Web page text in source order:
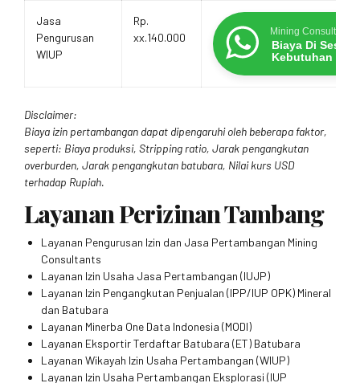
Jasa
Pengurusan
WIUP
Rp.
xx.140.000
Mining Consultants
Biaya Di
Kebutuhan
Disclaimer:
Biaya izin pertambangan dapat dipengaruhi oleh beberapa faktor,
seperti: Biaya produksi, Stripping ratio, Jarak pengangkutan
overburden, Jarak pengangkutan batubara, Nilai kurs USD
terhadap Rupiah.
Layanan Perizinan Tambang
Layanan Pengurusan Izin dan Jasa Pertambangan Mining
Consultants
Layanan Izin Usaha Jasa Pertambangan (IUJP)
Layanan Izin Pengangkutan Penjualan (IPP/IUP OPK) Mineral
dan Batubara
Layanan Minerba One Data Indonesia (MODI)
Layanan Eksportir Terdaftar Batubara (ET) Batubara
Layanan Wikayah Izin Usaha Pertambangan (WIUP)
Layanan Izin Usaha Pertambangan Eksplorasi (IUP